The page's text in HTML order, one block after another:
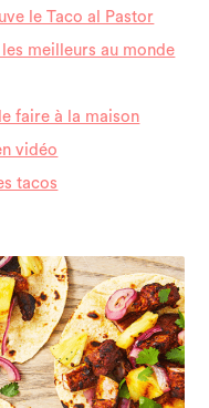
le Taco al Pastor
meilleurs au monde
faire à la maison
vidéo
tacos